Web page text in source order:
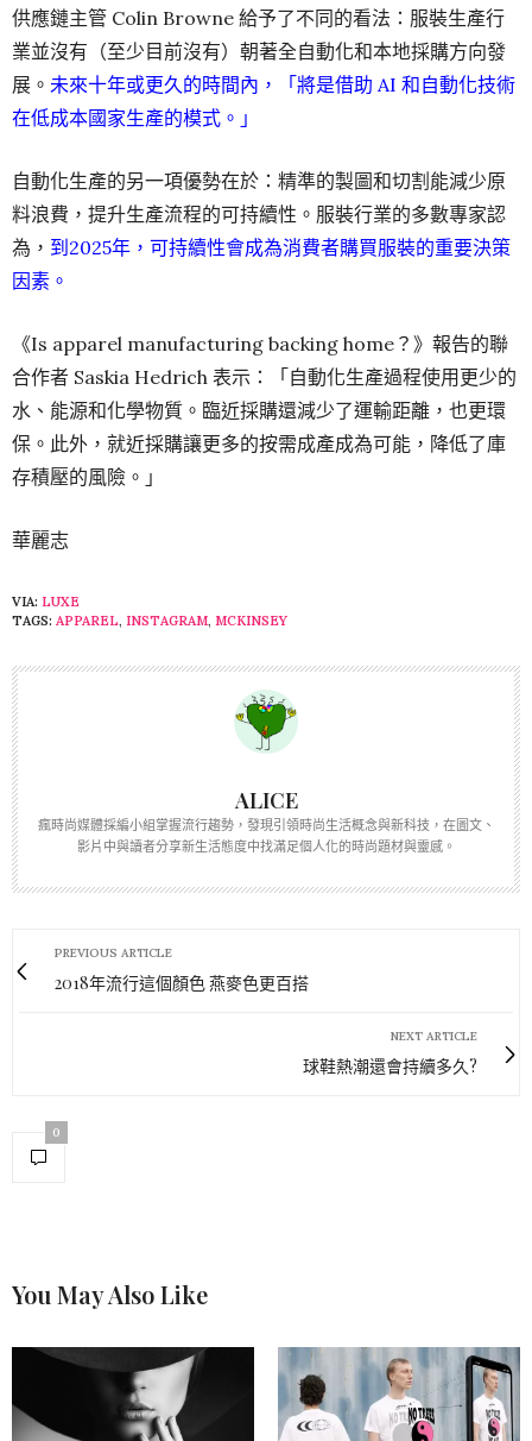
供應鏈主管 Colin Browne 給予了不同的看法：服裝生產行
業並沒有（至少目前沒有）朝著全自動化和本地採購方向發
展。 未來十年或更久的時間內，「將是借助 AI 和自動化技術
在低成本國家生產的模式。」
自動化生產的另一項優勢在於：精準的製圖和切割能減少原
料浪費，提升生產流程的可持續性。服裝行業的多數專家認
為， 到2025年，可持續性會成為消費者購買服裝的重要決策
因素。
《Is apparel manufacturing backing home？》報告的聯
合作者 Saskia Hedrich 表示：「自動化生產過程使用更少的
水、能源和化學物質。臨近採購還減少了運輸距離，也更環
保。此外，就近採購讓更多的按需成產成為可能，降低了庫
存積壓的風險。」
華麗志
VIA: LUXE
TAGS: APPAREL, INSTAGRAM, MCKINSEY
ALICE
瘋時尚媒體採編小組掌握流行趨勢，發現引領時尚生活概念與新科技，在圖文、
影片中與讀者分享新生活態度中找滿足個人化的時尚題材與靈感。
PREVIOUS ARTICLE
2018年流行這個顏色 燕麥色更百搭
NEXT ARTICLE
球鞋熱潮還會持續多久?
0
You May Also Like